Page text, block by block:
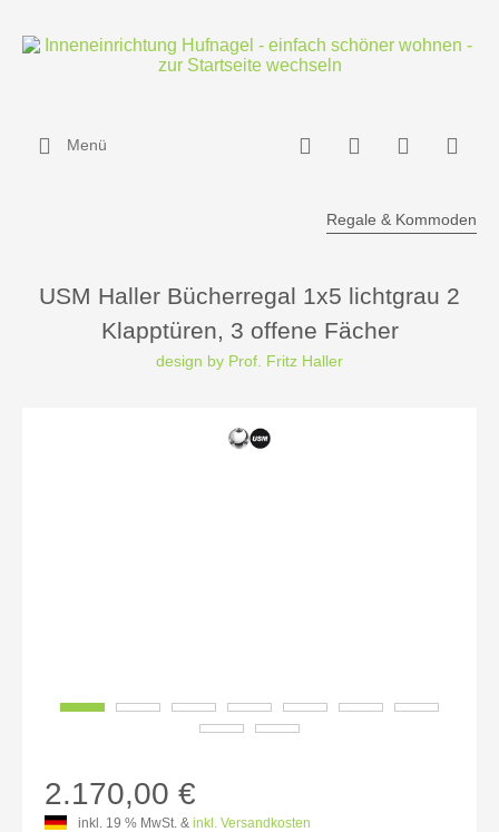
Menü
Regale & Kommoden
USM Haller Bücherregal 1x5 lichtgrau 2
Klapptüren, 3 offene Fächer
design by Prof. Fritz Haller
2.170,00 €
inkl. 19 % MwSt. & inkl. Versandkosten